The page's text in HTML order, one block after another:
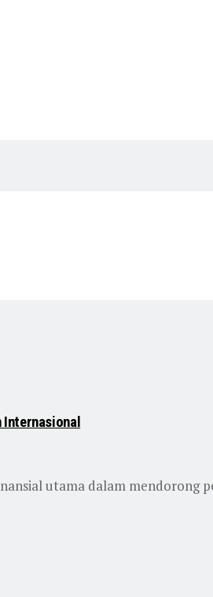
Internasional
utama dalam mendorong